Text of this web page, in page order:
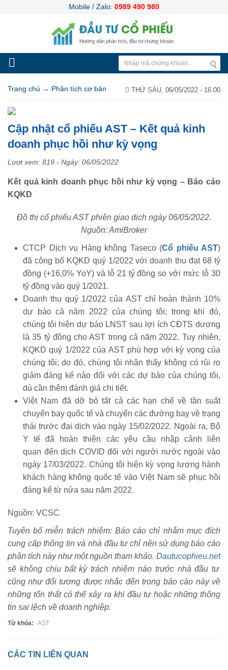
Mobile / Zalo: 0989 490 980
Trang chủ → Phân tích cơ bản THỨ SÁU, 06/05/2022 - 16:00
Cập nhật cổ phiếu AST – Kết quả kinh
doanh phục hồi như kỳ vọng
Lượt xem: 819 - Ngày: 06/05/2022
Kết quả kinh doanh phục hồi như kỳ vọng – Báo cáo
KQKD
Đồ thị cổ phiếu AST phiên giao dịch ngày 06/05/2022.
Nguồn: AmiBroker
CTCP Dịch vụ Hàng không Taseco (Cổ phiếu AST)
đã công bố KQKD quý 1/2022 với doanh thu đạt 68 tỷ
đồng (+16,0% YoY) và lỗ 21 tỷ đồng so với mức lỗ 30
tỷ đồng vào quý 1/2021.
Doanh thu quý 1/2022 của AST chỉ hoàn thành 10%
dự báo cả năm 2022 của chúng tôi; trong khi đó,
chúng tôi hiện dự báo LNST sau lợi ích CĐTS dương
là 35 tỷ đồng cho AST trong cả năm 2022. Tuy nhiên,
KQKD quý 1/2022 của AST phù hợp với kỳ vọng của
chúng tôi; do đó, chúng tôi nhận thấy không có rủi ro
giảm đáng kể nào đối với các dự báo của chúng tôi,
dù cần thêm đánh giá chi tiết.
Việt Nam đã dỡ bỏ tất cả các hạn chế về tần suất
chuyến bay quốc tế và chuyển các đường bay về trạng
thái trước đại dịch vào ngày 15/02/2022. Ngoài ra, Bộ
Y tế đã hoàn thiện các yêu cầu nhập cảnh liên
quan đến dịch COVID đối với người nước ngoài vào
ngày 17/03/2022. Chúng tôi hiện kỳ vọng lượng hành
khách hàng không quốc tế vào Việt Nam sẽ phục hồi
đáng kể từ nửa sau năm 2022.
Nguồn: VCSC
Tuyên bố miễn trách nhiệm: Báo cáo chỉ nhằm mục đích
cung cấp thông tin và nhà đầu tư chỉ nên sử dụng báo cáo
phân tích này như một nguồn tham khảo. Dautucophieu.net
sẽ không chịu bất kỳ trách nhiệm nào trước nhà đầu tư
cũng như đối tượng được nhắc đến trong báo cáo này về
những tổn thất có thể xảy ra khi đầu tư hoặc những thông
tin sai lệch về doanh nghiệp.
Từ khóa: AST
CÁC TIN LIÊN QUAN